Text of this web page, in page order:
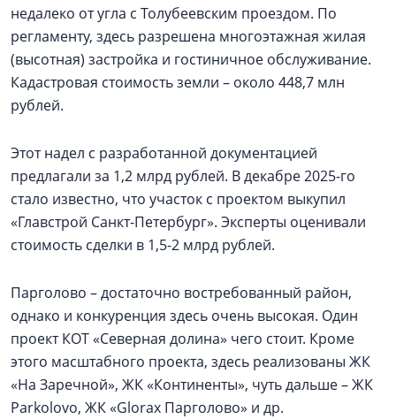
недалеко от угла с Толубеевским проездом. По
регламенту, здесь разрешена многоэтажная жилая
(высотная) застройка и гостиничное обслуживание.
Кадастровая стоимость земли – около 448,7 млн
рублей.
Этот надел с разработанной документацией
предлагали за 1,2 млрд рублей. В декабре 2025-го
стало известно, что участок с проектом выкупил
«Главстрой Санкт-Петербург». Эксперты оценивали
стоимость сделки в 1,5-2 млрд рублей.
Парголово – достаточно востребованный район,
однако и конкуренция здесь очень высокая. Один
проект КОТ «Северная долина» чего стоит. Кроме
этого масштабного проекта, здесь реализованы ЖК
«На Заречной», ЖК «Континенты», чуть дальше – ЖК
Parkolovо, ЖК «Glorax Парголово» и др.